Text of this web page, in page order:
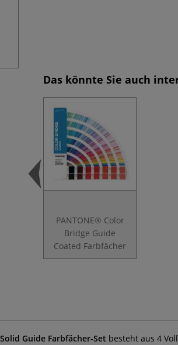
Das könnte Sie auch
PANTONE® Color
Bridge Guide
Coated Farbfächer
Guide Farbfächer-Set besteht aus 4